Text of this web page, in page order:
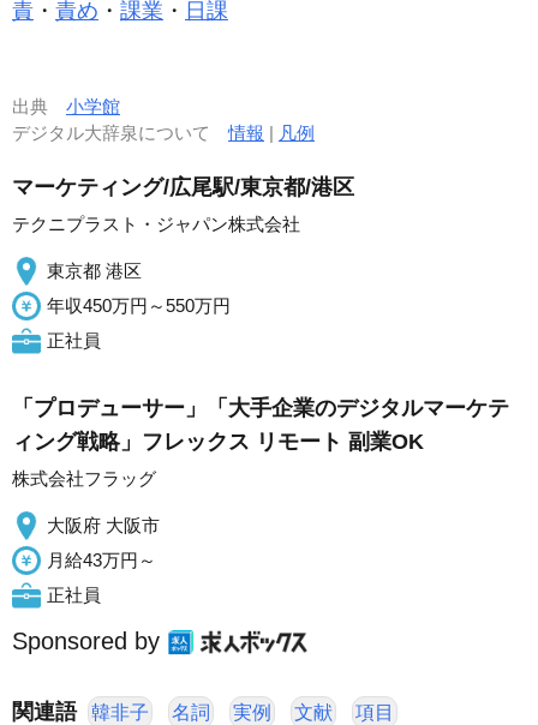
責 ・ 責め ・ 課業 ・ 日課
出典 小学館
デジタル大辞泉について情報 | 凡例
マーケティング/広尾駅/東京都/港区
テクニプラスト・ジャパン株式会社
東京都 港区
年収450万円～550万円
正社員
「プロデューサー」「大手企業のデジタルマーケテ
ィング戦略」フレックス リモート 副業OK
株式会社フラッグ
大阪府 大阪市
月給43万円～
正社員
Sponsored by
関連語 韓非子 名詞 実例 文献 項目